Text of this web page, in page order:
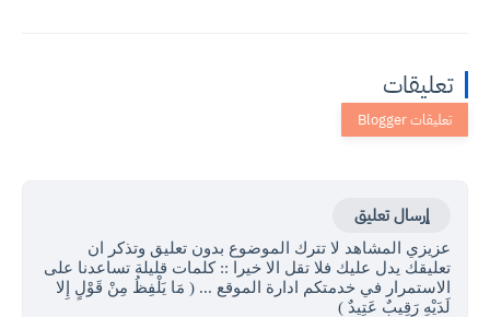
تعليقات
إرسال تعليق
عزيزي المشاهد لا تترك الموضوع بدون تعليق وتذكر ان
تعليقك يدل عليك فلا تقل الا خيرا :: كلمات قليلة تساعدنا على
الاستمرار في خدمتكم ادارة الموقع ... ( مَا يَلْفِظُ مِنْ قَوْلٍ إِلا
لَدَيْهِ رَقِيبٌ عَتِيدٌ )